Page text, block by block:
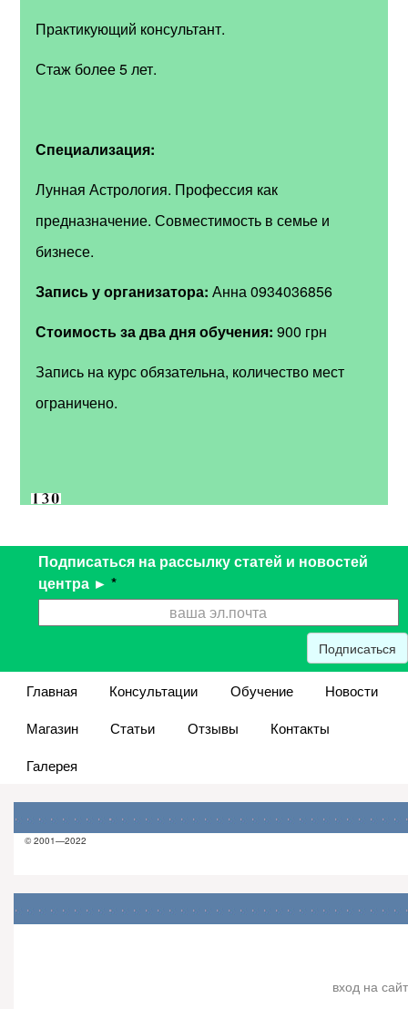
Практикующий консультант.
Стаж более 5 лет.
Специализация:
Лунная Астрология. Профессия как
предназначение. Совместимость в семье и
бизнесе.
Запись у организатора: Анна 0934036856
Стоимость за два дня обучения: 900 грн
Запись на курс обязательна, количество мест
ограничено.
Подписаться на рассылку статей и новостей
центра ► *
Подписаться
Главная Консультации Обучение
Новости
Магазин
Статьи Отзывы
Контакты
Галерея
© 2001—2022
вход на сайт